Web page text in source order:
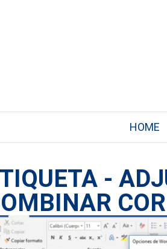
HOME
-